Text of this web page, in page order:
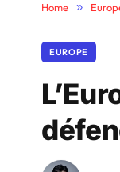
Home »
EUROPE